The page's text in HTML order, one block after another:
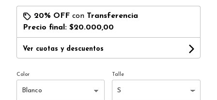
20% OFFcon Transferencia
Precio final: $20.000,00
Ver cuotas y descuentos
Color Talle